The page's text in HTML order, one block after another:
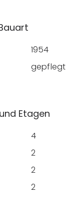
1954
gepflegt
Etagen
4
2
2
2